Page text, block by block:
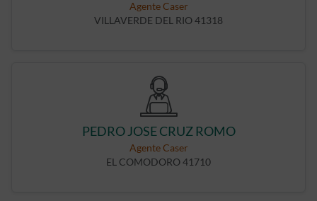
Agente Caser
VILLAVERDE DEL RIO 41318
PEDRO JOSE CRUZ ROMO
Agente Caser
EL COMODORO 41710